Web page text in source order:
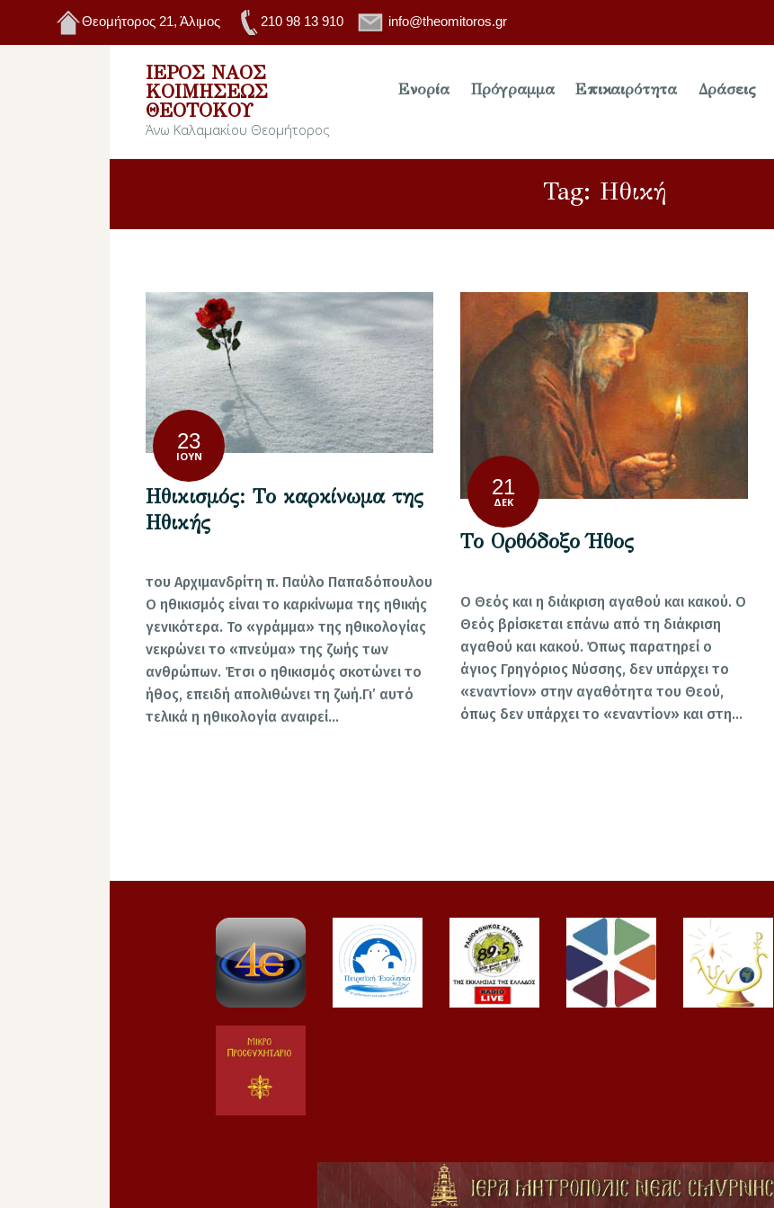
Θεομήτορος 21, Άλιμος 210 98 13 910 info@theomitoros.gr
ΙΕΡΌΣ ΝΑΌΣ
ΚΟΙΜΉΣΕΩΣ
ΘΕΟΤΌΚΟΥ
Άνω Καλαμακίου Θεομήτορος
Ενορία Πρόγραμμα Επικαιρότητα Δράσεις
Tag: Ηθική
23
ΙΟΎΝ
Ηθικισμός: Το καρκίνωμα της
Ηθικής
του Aρχιμανδρίτη π. Παύλο Παπαδόπουλου
Ο ηθικισμός είναι το καρκίνωμα της ηθικής
γενικότερα. Το «γράμμα» της ηθικολογίας
νεκρώνει το «πνεύμα» της ζωής των
ανθρώπων. Έτσι ο ηθικισμός σκοτώνει το
ήθος, επειδή απολιθώνει τη ζωή.Γι’ αυτό
τελικά η ηθικολογία αναιρεί…
21
ΔΕΚ
Το Ορθόδοξο Ήθος
Ο Θεός και η διάκριση αγαθού και κακού. Ο
Θεός βρίσκεται επάνω από τη διάκριση
αγαθού και κακού. Όπως παρατηρεί ο
άγιος Γρηγόριος Νύσσης, δεν υπάρχει το
«εναντίον» στην αγαθότητα του Θεού,
όπως δεν υπάρχει το «εναντίον» και στη…